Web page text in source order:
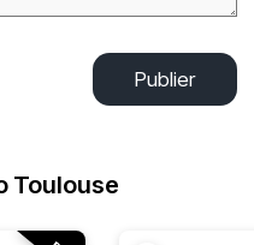
Publier
Toulouse